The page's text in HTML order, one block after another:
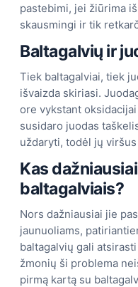
pastebimi, jei žiūrima
skausmingi ir tik
Baltagalvių ir
Tiek baltagalviai, tiek
išvaizda skiriasi.
ore vykstant
susidaro juodas
uždaryti, todėl jų
Kas
baltagalviais?
Nors dažniausiai jie
jaunuoliams,
baltagalvių gali
žmonių ši problema
pirmą kartą su